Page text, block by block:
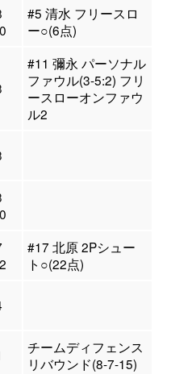
#5 清水 フリースロ
ー○(6点)
#11 彌永 パーソナル
ファウル(3-5:2) フリ
ースローオンファウ
ル2
#17 北原 2Pシュー
ト○(22点)
チームディフェンス
リバウンド(8-7-15)